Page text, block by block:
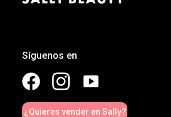
Síguenos en
¿Quieres vender en Sally?